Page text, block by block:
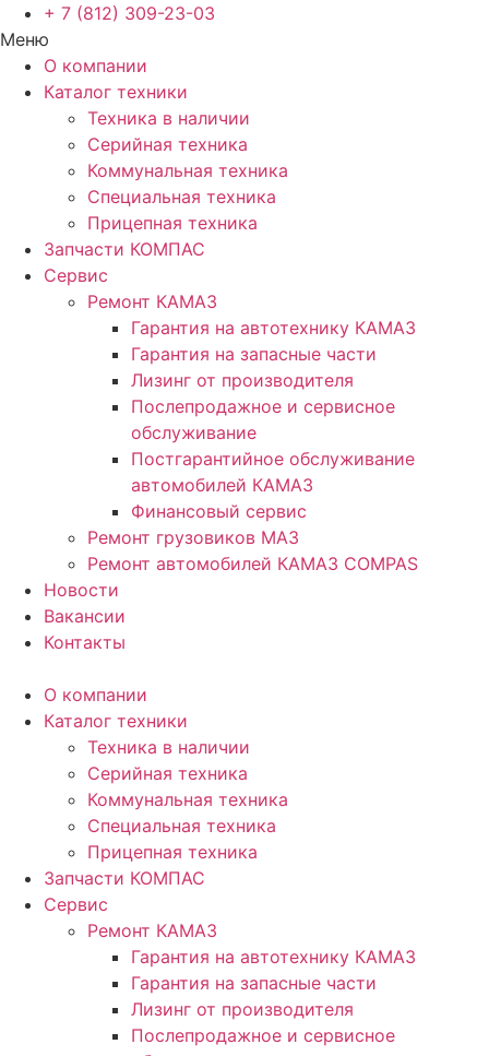
+ 7 (812) 309-23-03
Меню
О компании
Каталог техники
Техника в наличии
Серийная техника
Коммунальная техника
Специальная техника
Прицепная техника
Запчасти КОМПАС
Сервис
Ремонт КАМАЗ
Гарантия на автотехнику КАМАЗ
Гарантия на запасные части
Лизинг от производителя
Послепродажное и сервисное
обслуживание
Постгарантийное обслуживание
автомобилей КАМАЗ
Финансовый сервис
Ремонт грузовиков МАЗ
Ремонт автомобилей КАМАЗ COMPAS
Новости
Вакансии
Контакты
О компании
Каталог техники
Техника в наличии
Серийная техника
Коммунальная техника
Специальная техника
Прицепная техника
Запчасти КОМПАС
Сервис
Ремонт КАМАЗ
Гарантия на автотехнику КАМАЗ
Гарантия на запасные части
Лизинг от производителя
Послепродажное и сервисное